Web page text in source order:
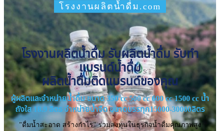
โรงงานผลิตน้ำดื่ม.com
โรงงานผลิตน้ำดื่ม รับผลิตน้ำดื่ม รับทำ
แบรนด์น้ำดื่ม
ผลิตน้ำดื่มติดแบรนด์ของคุณ
ผู้ผลิตและจำหน่ายน้ำดื่ม ขนาด 350 cc 500 cc 600 cc 1500 cc น้ำ
ถังใส 18.9 ลิตร จำหน่ายน้ำจืด ขนาดบรรทุก15000-30000ลิตร
"ดื่มน้ำสะอาด สร้างกำไร" ร่วมลงทุนในธุรกิจน้ำดื่มคุณภาพสูง